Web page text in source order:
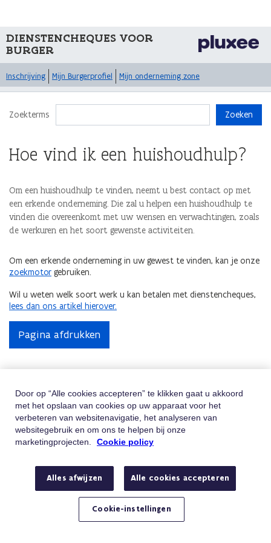
DIENSTENCHEQUES VOOR
BURGER
Inschrijving Mijn Burgerprofiel Mijn onderneming zone
Zoekterms Zoeken
Hoe vind ik een huishoudhulp?
Om een huishoudhulp te vinden, neemt u best contact op met
een erkende onderneming. Die zal u helpen een huishoudhulp te
vinden die overeenkomt met uw wensen en verwachtingen, zoals
de werkuren en het soort gewenste activiteiten.
Om een erkende onderneming in uw gewest te vinden, kan je onze
zoekmotor gebruiken.
Wil u weten welk soort werk u kan betalen met dienstencheques,
lees dan ons artikel hierover.
Pagina afdrukken
Hulp Nodig
Vindt u niet wat u zoekt? Contacteer ons
Telefoon
Bel 02/401.31.30
Stuur ons een e-mail
Hebt u een vraag of klacht?
Door op “Alle cookies accepteren” te klikken gaat u akkoord
met het opslaan van cookies op uw apparaat voor het
verbeteren van websitenavigatie, het analyseren van
websitegebruik en om ons te helpen bij onze
marketingprojecten.
Cookie policy
Alles afwijzen Alle cookies accepteren
Cookie-instellingen